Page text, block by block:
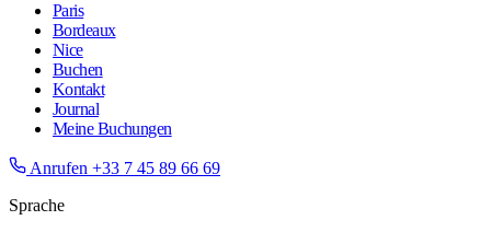
Paris
Bordeaux
Nice
Buchen
Kontakt
Journal
Meine Buchungen
Anrufen +33 7 45 89 66 69
Sprache